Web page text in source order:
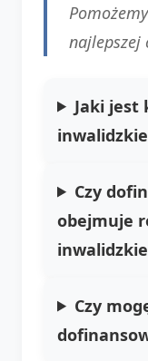
najlepszej
Jaki jest
Czy
obejmuje
Czy